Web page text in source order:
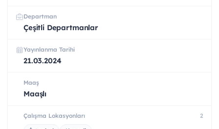
Departman
Çeşitli Departmanlar
Yayınlanma Tarihi
21.03.2024
Maaş
Maaşlı
Çalışma Lokasyonları 2